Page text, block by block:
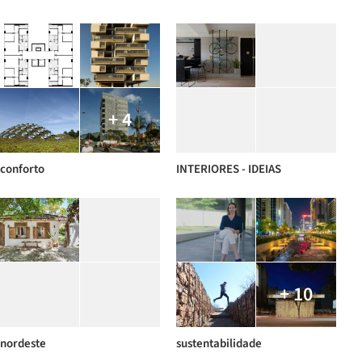
+ 4
conforto INTERIORES - IDEIAS
nordeste
+ 10
sustentabilidade